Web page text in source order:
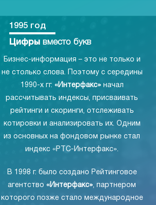
1995 год
Цифры вместо букв
Бизнес-информация – это не только и
не столько слова. Поэтому с середины
1990-х гг. «Интерфакс»начал
рассчитывать индексы, присваивать
рейтинги и скоринги, отслеживать
котировки и анализировать их. Одним
из основных на фондовом рынке стал
индекс «РТС-Интерфакс».
В 1998 г. было создано Рейтинговое
агентство «Интерфакс», партнером
которого позже стало международное